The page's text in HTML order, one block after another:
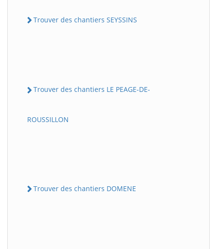
Trouver des chantiers SEYSSINS
Trouver des chantiers LE PEAGE-DE-
ROUSSILLON
Trouver des chantiers DOMENE